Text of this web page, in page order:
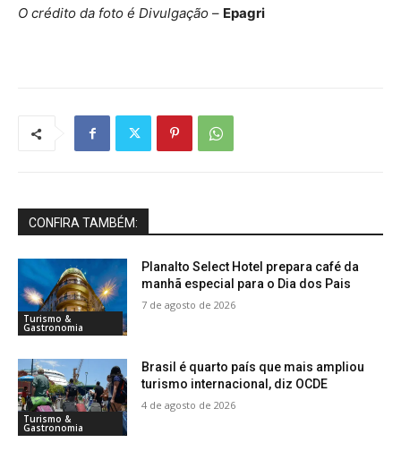
O crédito da foto é Divulgação – Epagri
CONFIRA TAMBÉM:
Turismo &
Gastronomia
Planalto Select Hotel prepara café da
manhã especial para o Dia dos Pais
7 de agosto de 2026
Turismo &
Gastronomia
Brasil é quarto país que mais ampliou
turismo internacional, diz OCDE
4 de agosto de 2026